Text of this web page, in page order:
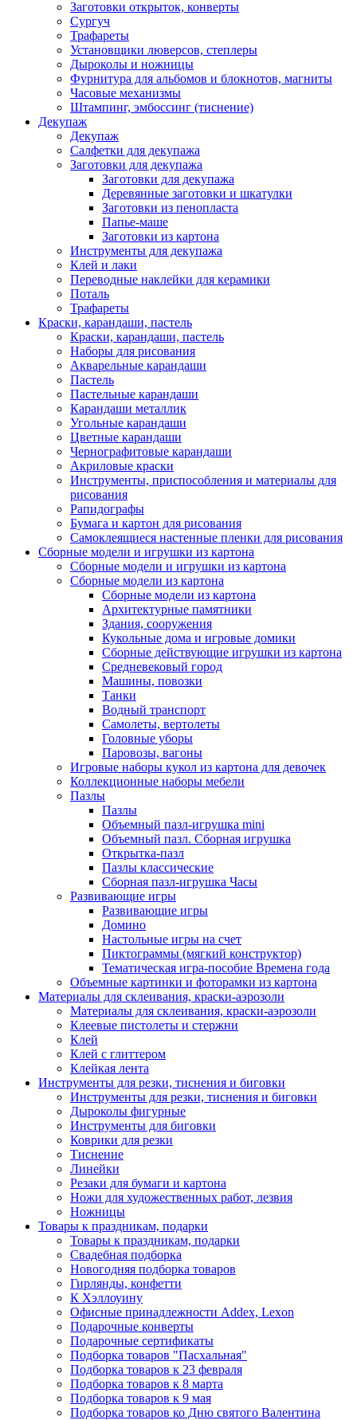
Заготовки открыток, конверты
Сургуч
Трафареты
Установщики люверсов, степлеры
Дыроколы и ножницы
Фурнитура для альбомов и блокнотов, магниты
Часовые механизмы
Штампинг, эмбоссинг (тиснение)
Декупаж
Декупаж
Салфетки для декупажа
Заготовки для декупажа
Заготовки для декупажа
Деревянные заготовки и шкатулки
Заготовки из пенопласта
Папье-маше
Заготовки из картона
Инструменты для декупажа
Клей и лаки
Переводные наклейки для керамики
Поталь
Трафареты
Краски, карандаши, пастель
Краски, карандаши, пастель
Наборы для рисования
Акварельные карандаши
Пастель
Пастельные карандаши
Карандаши металлик
Угольные карандаши
Цветные карандаши
Чернографитовые карандаши
Акриловые краски
Инструменты, приспособления и материалы для
рисования
Рапидографы
Бумага и картон для рисования
Самоклеящиеся настенные пленки для рисования
Сборные модели и игрушки из картона
Сборные модели и игрушки из картона
Сборные модели из картона
Сборные модели из картона
Архитектурные памятники
Здания, сооружения
Кукольные дома и игровые домики
Сборные действующие игрушки из картона
Средневековый город
Машины, повозки
Танки
Водный транспорт
Самолеты, вертолеты
Головные уборы
Паровозы, вагоны
Игровые наборы кукол из картона для девочек
Коллекционные наборы мебели
Пазлы
Пазлы
Объемный пазл-игрушка mini
Объемный пазл. Сборная игрушка
Открытка-пазл
Пазлы классические
Сборная пазл-игрушка Часы
Развивающие игры
Развивающие игры
Домино
Настольные игры на счет
Пиктограммы (мягкий конструктор)
Тематическая игра-пособие Времена года
Объемные картинки и фоторамки из картона
Материалы для склеивания, краски-аэрозоли
Материалы для склеивания, краски-аэрозоли
Клеевые пистолеты и стержни
Клей
Клей с глиттером
Клейкая лента
Инструменты для резки, тиснения и биговки
Инструменты для резки, тиснения и биговки
Дыроколы фигурные
Инструменты для биговки
Коврики для резки
Тиснение
Линейки
Резаки для бумаги и картона
Ножи для художественных работ, лезвия
Ножницы
Товары к праздникам, подарки
Товары к праздникам, подарки
Свадебная подборка
Новогодняя подборка товаров
Гирлянды, конфетти
К Хэллоуину
Офисные принадлежности Addex, Lexon
Подарочные конверты
Подарочные сертификаты
Подборка товаров "Пасхальная"
Подборка товаров к 23 февраля
Подборка товаров к 8 марта
Подборка товаров к 9 мая
Подборка товаров ко Дню святого Валентина